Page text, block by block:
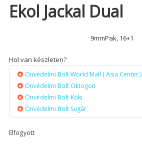
Ekol Jackal Dual
9mmPak, 16+1
Hol van készleten?
Önvédelmi Bolt World Mall ( Asia Center )
Önvédelmi Bolt Oktogon
Önvédelmi Bolt Köki
Önvédelmi Bolt Sugár
Elfogyott